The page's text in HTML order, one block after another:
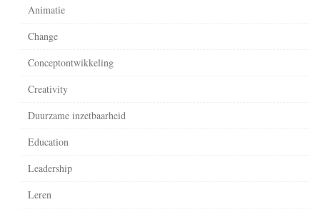
Animatie
Change
Conceptontwikkeling
Creativity
Duurzame inzetbaarheid
Education
Leadership
Leren